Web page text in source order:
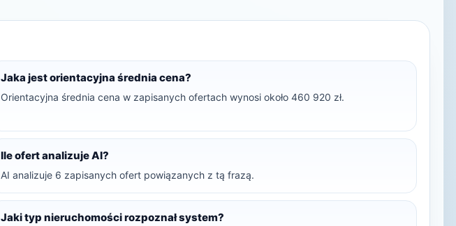
Jaka jest orientacyjna średnia cena?
Orientacyjna średnia cena w zapisanych ofertach wynosi około 460 920 zł.
Ile ofert analizuje AI?
AI analizuje 6 zapisanych ofert powiązanych z tą frazą.
Jaki typ nieruchomości rozpoznał system?